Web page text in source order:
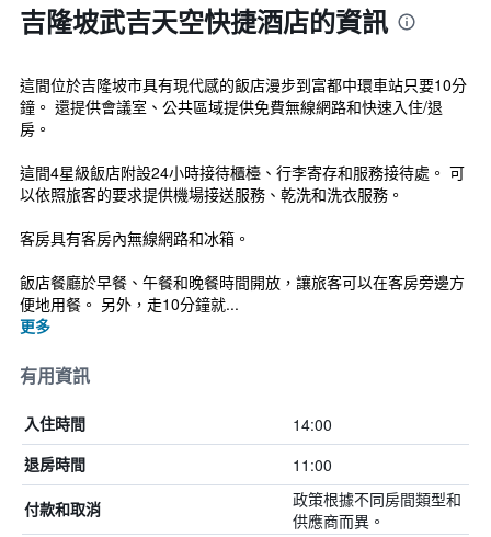
吉隆坡武吉天空快捷酒店的資訊
這間位於吉隆坡市具有現代感的飯店漫步到富都中環車站只要10分
鐘。 還提供會議室、公共區域提供免費無線網路和快速入住/退
房。
這間4星級飯店附設24小時接待櫃檯、行李寄存和服務接待處。 可
以依照旅客的要求提供機場接送服務、乾洗和洗衣服務。
客房具有客房內無線網路和冰箱。
飯店餐廳於早餐、午餐和晚餐時間開放，讓旅客可以在客房旁邊方
便地用餐。 另外，走10分鐘就...
更多
有用資訊
入住時間 14:00
退房時間 11:00
付款和取消
政策根據不同房間類型和
供應商而異。